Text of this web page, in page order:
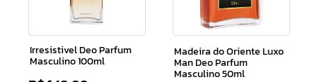
Irresistivel Deo Parfum
Masculino 100ml
Madeira do Oriente Luxo
Man Deo Parfum
Masculino 50ml